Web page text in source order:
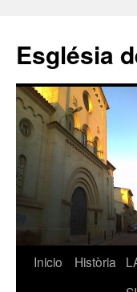
contenido
Església
Inicio Història